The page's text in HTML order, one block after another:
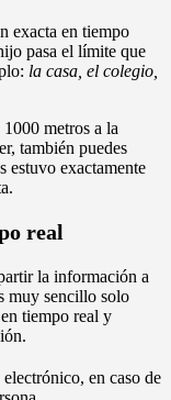
exacta en tiempo
pasa el límite que
la casa, el colegio,
metros a la
también puedes
estuvo exactamente
real
la información a
muy sencillo solo
tiempo real y
en caso de